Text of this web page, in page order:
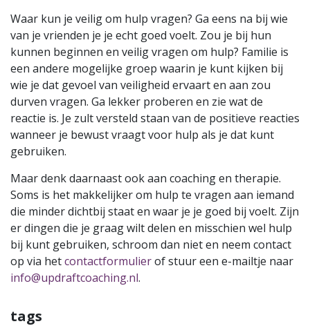
Waar kun je veilig om hulp vragen? Ga eens na bij wie
van je vrienden je je echt goed voelt. Zou je bij hun
kunnen beginnen en veilig vragen om hulp? Familie is
een andere mogelijke groep waarin je kunt kijken bij
wie je dat gevoel van veiligheid ervaart en aan zou
durven vragen. Ga lekker proberen en zie wat de
reactie is. Je zult versteld staan van de positieve reacties
wanneer je bewust vraagt voor hulp als je dat kunt
gebruiken.
Maar denk daarnaast ook aan coaching en therapie.
Soms is het makkelijker om hulp te vragen aan iemand
die minder dichtbij staat en waar je je goed bij voelt. Zijn
er dingen die je graag wilt delen en misschien wel hulp
bij kunt gebruiken, schroom dan niet en neem contact
op via hetcontactformulierof stuur een e-mailtje naar
info@updraftcoaching.nl.
tags